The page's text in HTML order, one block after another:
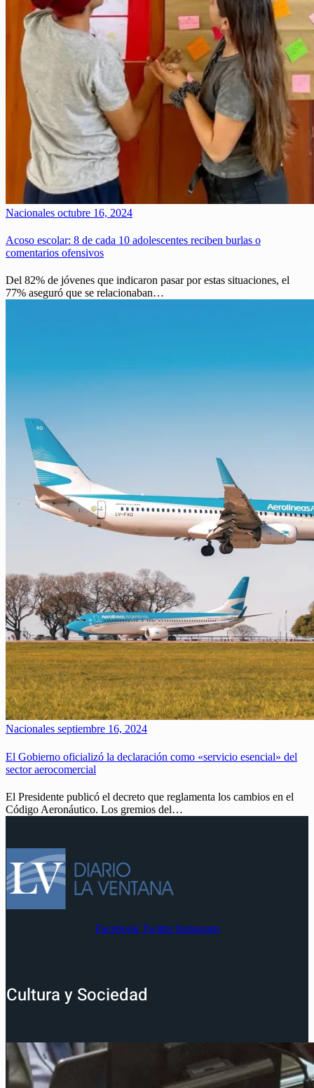
Nacionales octubre 16, 2024
Acoso escolar: 8 de cada 10 adolescentes reciben burlas o
comentarios ofensivos
Del 82% de jóvenes que indicaron pasar por estas situaciones, el
77% aseguró que se relacionaban…
Nacionales septiembre 16, 2024
El Gobierno oficializó la declaración como «servicio esencial» del
sector aerocomercial
El Presidente publicó el decreto que reglamenta los cambios en el
Código Aeronáutico. Los gremios del…
Facebook Twitter Instagram
Cultura y Sociedad